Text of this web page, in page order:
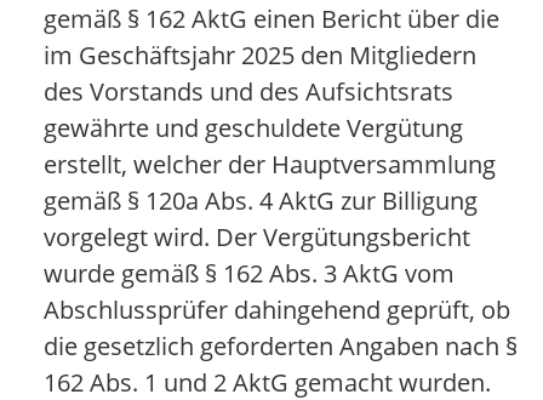
gemäß § 162 AktG einen Bericht über die
im Geschäftsjahr 2025 den Mitgliedern
des Vorstands und des Aufsichtsrats
gewährte und geschuldete Vergütung
erstellt, welcher der Hauptversammlung
gemäß § 120a Abs. 4 AktG zur Billigung
vorgelegt wird. Der Vergütungsbericht
wurde gemäß § 162 Abs. 3 AktG vom
Abschlussprüfer dahingehend geprüft, ob
die gesetzlich geforderten Angaben nach §
162 Abs. 1 und 2 AktG gemacht wurden.